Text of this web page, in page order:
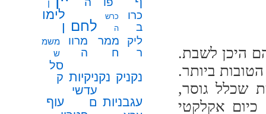
היכן לשבת.
ביותר.
שכלל גוסר,
אקלקטי
ן
כרו
ב
כרש
ה
לחם
לימו
ן
ליק
ר
ממר
ח
מרוו
ה
משמ
ש
נקניק נקניקיות
סל
ק
עגבניות
עדשי
ם
עוף